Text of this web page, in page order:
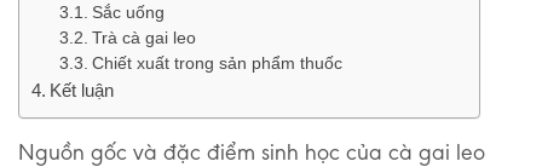
Sắc uống
Trà cà gai leo
Chiết xuất trong sản phẩm thuốc
Kết luận
Nguồn gốc và đặc điểm sinh học của cà gai leo